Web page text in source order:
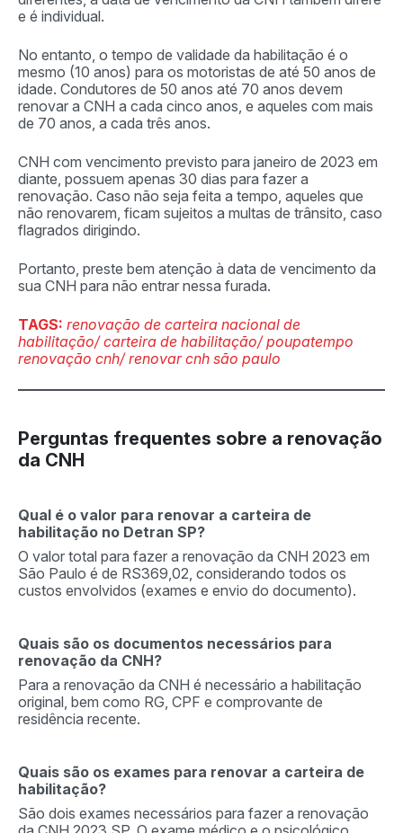
e é individual.
No entanto, o tempo de validade da habilitação é o
mesmo (10 anos) para os motoristas de até 50 anos de
idade. Condutores de 50 anos até 70 anos devem
renovar a CNH a cada cinco anos, e aqueles com mais
de 70 anos, a cada três anos.
CNH com vencimento previsto para janeiro de 2023 em
diante, possuem apenas 30 dias para fazer a
renovação. Caso não seja feita a tempo, aqueles que
não renovarem, ficam sujeitos a multas de trânsito, caso
flagrados dirigindo.
Portanto, preste bem atenção à data de vencimento da
sua CNH para não entrar nessa furada.
TAGS: renovação de carteira nacional de
habilitação/ carteira de habilitação/ poupatempo
renovação cnh/ renovar cnh são paulo
Perguntas frequentes sobre a renovação
da CNH
Qual é o valor para renovar a carteira de
habilitação no Detran SP?
O valor total para fazer a renovação da CNH 2023 em
São Paulo é de RS369,02, considerando todos os
custos envolvidos (exames e envio do documento).
Quais são os documentos necessários para
renovação da CNH?
Para a renovação da CNH é necessário a habilitação
original, bem como RG, CPF e comprovante de
residência recente.
Quais são os exames para renovar a carteira de
habilitação?
São dois exames necessários para fazer a renovação